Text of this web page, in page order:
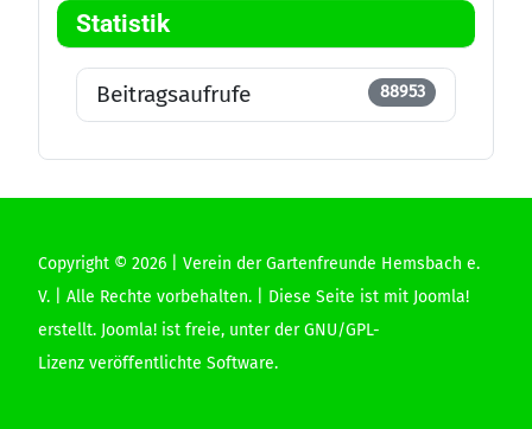
Statistik
Beitragsaufrufe 88953
Copyright © 2026 | Verein der Gartenfreunde Hemsbach e.
V. | Alle Rechte vorbehalten. | Diese Seite ist mit Joomla!
erstellt. Joomla! ist freie, unter derGNU/GPL-
Lizenz veröffentlichte Software.